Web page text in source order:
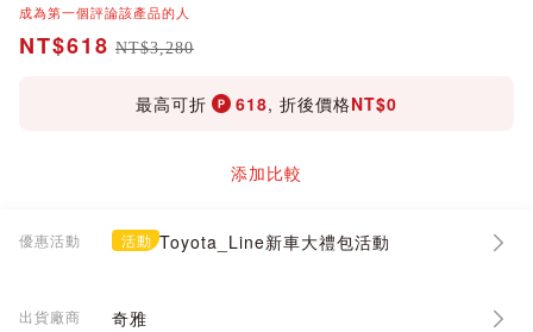
成為第一個評論該產品的人
NT$618 NT$3,280
最高可折 618, 折後價格NT$0
添加比較
優惠活動 活動 Toyota_Line新車大禮包活動
出貨廠商 奇雅